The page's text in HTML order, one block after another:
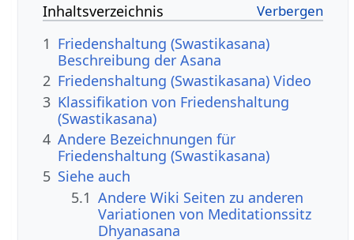
Inhaltsverzeichnis
1 Friedenshaltung (Swastikasana)
Beschreibung der Asana
2 Friedenshaltung (Swastikasana) Video
3 Klassifikation von Friedenshaltung
(Swastikasana)
4 Andere Bezeichnungen für
Friedenshaltung (Swastikasana)
5 Siehe auch
5.1 Andere Wiki Seiten zu anderen
Variationen von Meditationssitz
Dhyanasana